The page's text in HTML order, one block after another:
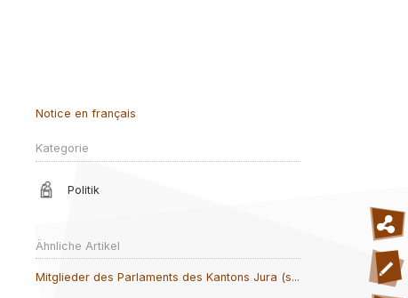
Notice en français
Kategorie
Politik
Ähnliche Artikel
Mitglieder des Parlaments des Kantons Jura (s...